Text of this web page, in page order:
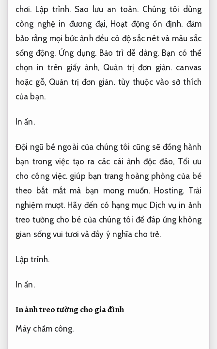
chơi. Lập trình. Sao lưu an toàn. Chúng tôi dùng
công nghệ in đương đại, Hoạt động ổn định. đảm
bảo rằng mọi bức ảnh đều có độ sắc nét và màu sắc
sống động. Ứng dụng. Bảo trì dễ dàng.Bạn có thể
chọn in trên giấy ảnh, Quản trị đơn giản. canvas
hoặc gỗ, Quản trị đơn giản.tùy thuộc vào sở thích
của bạn.
In ấn.
Đội ngũ bề ngoài của chúng tôi cũng sẽ đồng hành
bạn trong việc tạo ra các cái ảnh độc đáo, Tối ưu
cho công việc. giúp bạn trang hoàng phòng của bé
theo bắt mắt mà bạn mong muốn. Hosting. Trải
nghiệm mượt. Hãy đến có hạng mục Dịch vụ in ảnh
treo tường cho bé của chúng tôi để đáp ứng không
gian sống vui tươi và đầy ý nghĩa cho trẻ.
Lập trình.
In ấn.
In ảnh treo tường cho gia đình
Máy chấm công.